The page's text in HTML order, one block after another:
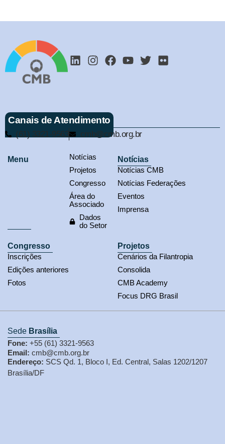
Canais de Atendimento
(61) 3321-9563 cmb@cmb.org.br
Menu
Notícias
Projetos
Congresso
Área do
Associado
Dados
do Setor
Notícias
Notícias CMB
Notícias Federações
Eventos
Imprensa
Congresso
Inscrições
Edições anteriores
Fotos
Projetos
Cenários da Filantropia
Consolida
CMB Academy
Focus DRG Brasil
Sede Brasília
Fone: +55 (61) 3321-9563
Email: cmb@cmb.org.br
Endereço: SCS Qd. 1, Bloco I, Ed. Central, Salas 1202/1207
Brasília/DF